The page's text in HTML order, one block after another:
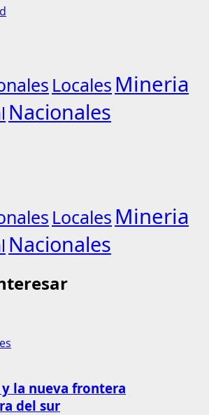
Locales Mineria
Nacionales
Locales Mineria
Nacionales
la nueva frontera
del sur